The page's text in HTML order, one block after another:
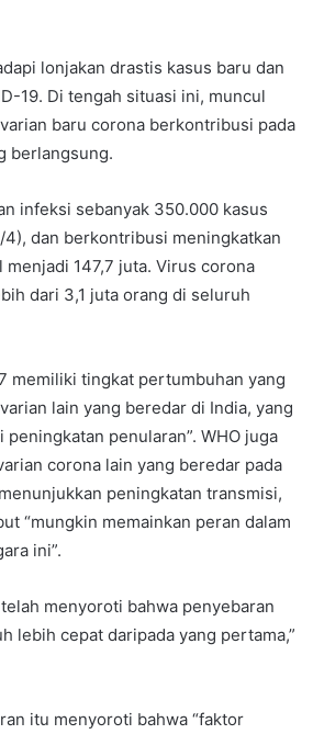
lonjakan drastis kasus baru dan
19. Di tengah situasi ini, muncul
baru corona berkontribusi pada
berlangsung.
infeksi sebanyak 350.000 kasus
4), dan berkontribusi meningkatkan
menjadi 147,7 juta. Virus corona
dari 3,1 juta orang di seluruh
memiliki tingkat pertumbuhan yang
lain yang beredar di India, yang
penularan”. WHO juga
corona lain yang beredar pada
peningkatan transmisi,
“mungkin memainkan peran dalam
ini”.
menyoroti bahwa penyebaran
lebih cepat daripada yang pertama,”
itu menyoroti bahwa “faktor